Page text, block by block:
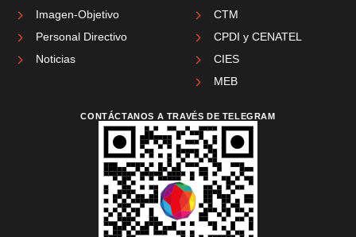
Imagen-Objetivo
Personal Directivo
Noticias
CTM
CPDI y CENATEL
CIES
MEB
CONTÁCTANOS A TRAVÉS DE TELEGRAM